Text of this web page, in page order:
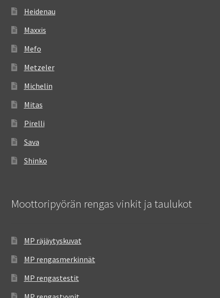
Heidenau
Maxxis
Mefo
Metzeler
Michelin
Mitas
Pirelli
Sava
Shinko
Moottoripyörän rengas vinkit ja taulukot
MP räjäytyskuvat
MP rengasmerkinnät
MP rengastestit